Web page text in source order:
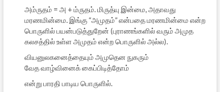
அம்ருதம் = அ + ம்ருதம். மிருத்யு இன்மை, அதாவது
மரணமின்மை. இங்கு “அமுதம்” என்பதை மரணமின்மை என்ற
பொருளில் பயன்படுத்துறேன் (புராணங்களில் வரும் அமுத
கலசத்தில் உள்ள அமுதம் என்ற பொருளில் அல்ல).
வியனுலகனைத்தையும் அமுதென நுகரும்
வேத வாழ்வினைக் கைப்பிடித்தோம்
என்று பாரதி பாடிய பொருளில்.